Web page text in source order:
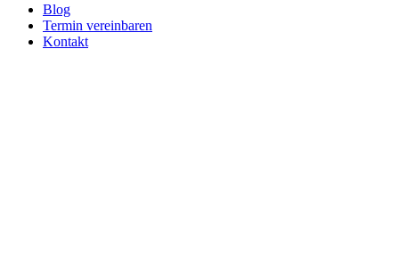
Blog
Termin vereinbaren
Kontakt